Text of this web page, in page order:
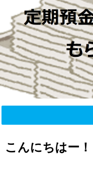
こんにちはー！